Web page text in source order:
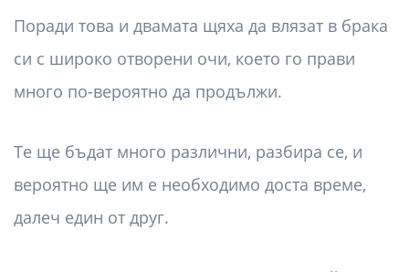
Поради това и двамата щяха да влязат в брака
си с широко отворени очи, което го прави
много по-вероятно да продължи.
Те ще бъдат много различни, разбира се, и
вероятно ще им е необходимо доста време,
далеч един от друг.